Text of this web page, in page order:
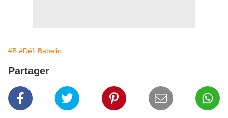
#B #Défi Babelio
Partager